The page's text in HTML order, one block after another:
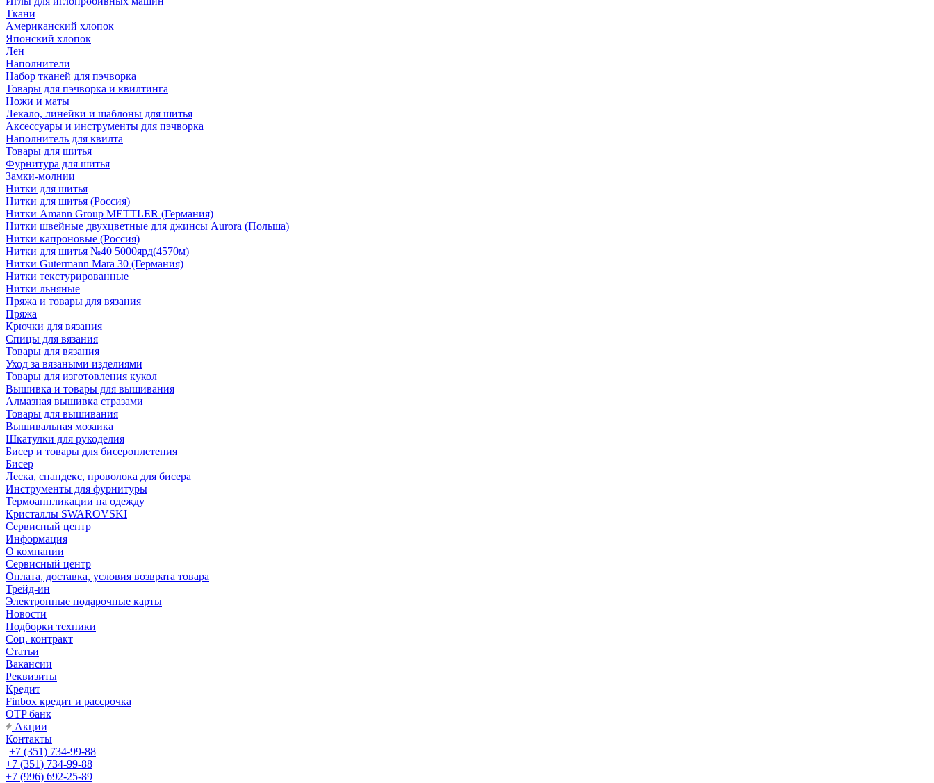
Ткани
Американский хлопок
Японский хлопок
Лен
Наполнители
Набор тканей для пэчворка
Товары для пэчворка и квилтинга
Ножи и маты
Лекало, линейки и шаблоны для шитья
Аксессуары и инструменты для пэчворка
Наполнитель для квилта
Товары для шитья
Фурнитура для шитья
Замки-молнии
Нитки для шитья
Нитки для шитья (Россия)
Нитки Amann Group METTLER (Германия)
Нитки швейные двухцветные для джинсы Aurora (Польша)
Нитки капроновые (Россия)
Нитки для шитья №40 5000ярд(4570м)
Нитки Gutermann Mara 30 (Германия)
Нитки текстурированные
Нитки льняные
Пряжа и товары для вязания
Пряжа
Крючки для вязания
Спицы для вязания
Товары для вязания
Уход за вязаными изделиями
Товары для изготовления кукол
Вышивка и товары для вышивания
Алмазная вышивка стразами
Товары для вышивания
Вышивальная мозаика
Шкатулки для рукоделия
Бисер и товары для бисероплетения
Бисер
Леска, спандекс, проволока для бисера
Инструменты для фурнитуры
Термоаппликации на одежду
Кристаллы SWAROVSKI
Сервисный центр
Информация
О компании
Сервисный центр
Оплата, доставка, условия возврата товара
Трейд-ин
Электронные подарочные карты
Новости
Подборки техники
Соц. контракт
Статьи
Вакансии
Реквизиты
Кредит
Finbox кредит и рассрочка
OTP банк
Акции
Контакты
+7 (351) 734-99-88
+7 (351) 734-99-88
+7 (996) 692-25-89